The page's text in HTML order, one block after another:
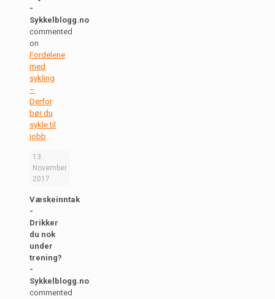
-
Sykkelblogg.no
commented
on
Fordelene
med
sykling
–
Derfor
bør du
sykle til
jobb
13.
November
2017
Væskeinntak
-
Drikker
du nok
under
trening?
-
Sykkelblogg.no
commented